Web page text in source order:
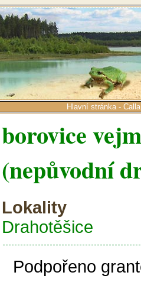
Hlavní stránka - Calla
borovice
(nepůvodní
Lokality
Drahotěšice
Podpořeno